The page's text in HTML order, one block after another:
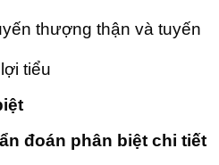
thượng thận và tuyến
tiểu
đoán phân biệt chi tiết